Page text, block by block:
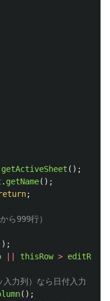
getActiveSheet ();
. getName();
;
ら999行）
thisRow > editRange
力列）なら日付入力
();